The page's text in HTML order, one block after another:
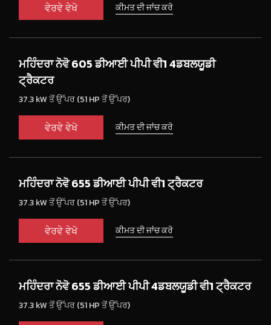
ਵੇਰਵੇ ਵੇਖੋ ਕੀਮਤ ਦੀ ਜਾਂਚ ਕਰੋ
ਮਹਿੰਦਰਾ ਨੋਵੋ 605 ਡੀਆਈ ਪੀਪੀ ਵੀ1 4ਡਬਲਯੂਡੀ
ਟ੍ਰੈਕਟਰ
37.3 kW ਤੋਂ ਉੱਪਰ (51 HP ਤੋਂ ਉੱਪਰ)
ਵੇਰਵੇ ਵੇਖੋ ਕੀਮਤ ਦੀ ਜਾਂਚ ਕਰੋ
ਮਹਿੰਦਰਾ ਨੋਵੋ 655 ਡੀਆਈ ਪੀਪੀ ਵੀ1 ਟ੍ਰੈਕਟਰ
37.3 kW ਤੋਂ ਉੱਪਰ (51 HP ਤੋਂ ਉੱਪਰ)
ਵੇਰਵੇ ਵੇਖੋ ਕੀਮਤ ਦੀ ਜਾਂਚ ਕਰੋ
ਮਹਿੰਦਰਾ ਨੋਵੋ 655 ਡੀਆਈ ਪੀਪੀ 4ਡਬਲਯੂਡੀ ਵੀ1 ਟ੍ਰੈਕਟਰ
37.3 kW ਤੋਂ ਉੱਪਰ (51 HP ਤੋਂ ਉੱਪਰ)